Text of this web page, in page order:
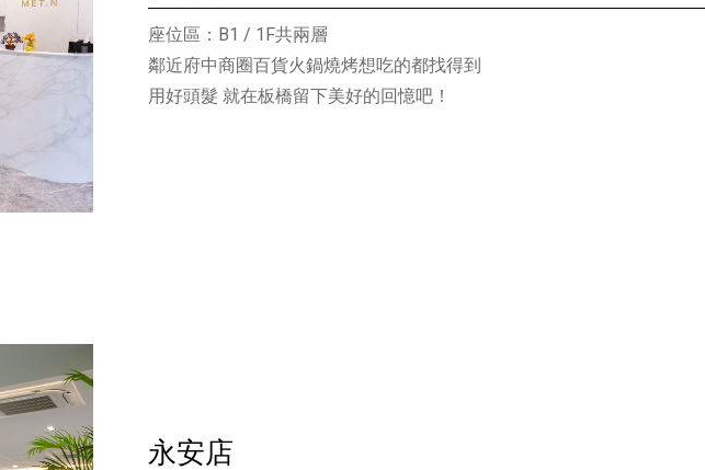
座位區：B1 / 1F共兩層
鄰近府中商圈百貨火鍋燒烤想吃的都找得到
用好頭髮 就在板橋留下美好的回憶吧！
永安店